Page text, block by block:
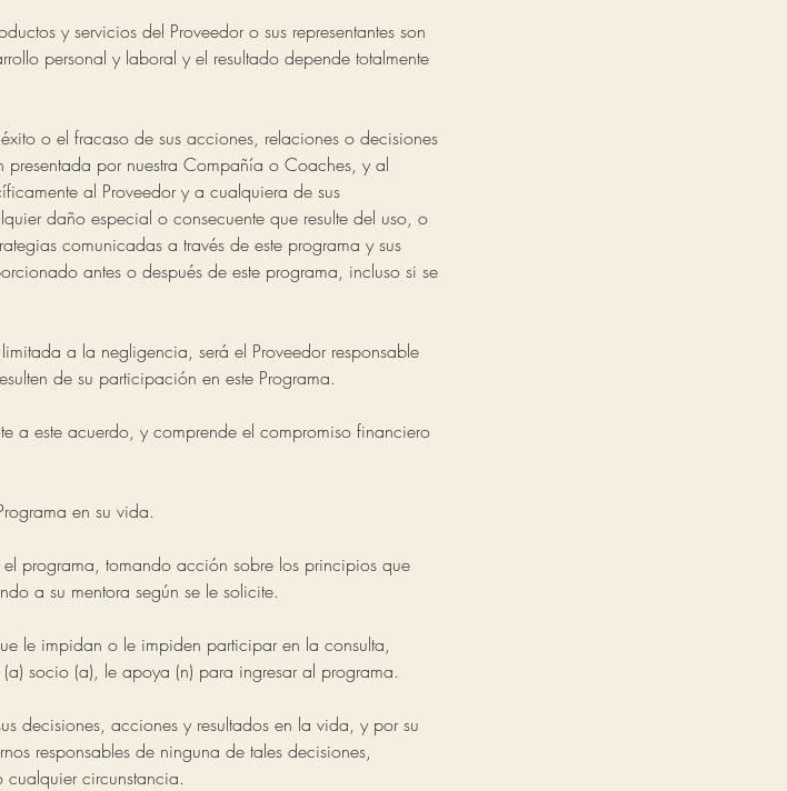
y servicios del Proveedor o sus representantes son
personal y laboral y el resultado depende totalmente
o el fracaso de sus acciones, relaciones o decisiones
por nuestra Compañía o Coaches, y al
al Proveedor y a cualquiera de sus
daño especial o consecuente que resulte del uso, o
comunicadas a través de este programa y sus
antes o después de este programa, incluso si se
a la negligencia, será el Proveedor responsable
de su participación en este Programa.
a este acuerdo, y comprende el compromiso financiero
en su vida.
programa, tomando acción sobre los principios que
a su mentora según se le solicite.
le impidan o le impiden participar en la consulta,
socio (a), le apoya (n) para ingresar al programa.
decisiones, acciones y resultados en la vida, y por su
responsables de ninguna de tales decisiones,
circunstancia.